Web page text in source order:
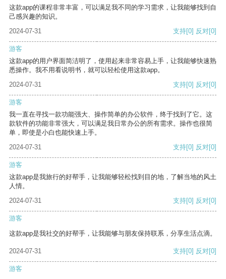
这款app的课程非常丰富，可以满足我不同的学习需求，让我能够找到自
己感兴趣的知识。
2024-07-31
支持[0] 反对[0]
游客
这款app的用户界面简洁明了，使用起来非常容易上手，让我能够快速熟
悉操作。我不用看说明书，就可以轻松使用这款app。
2024-07-31
支持[0] 反对[0]
游客
我一直在寻找一款功能强大、操作简单的办公软件，终于找到了它。这
款软件的功能非常强大，可以满足我日常办公的所有需求。操作也很简
单，即使是小白也能快速上手。
2024-07-31
支持[0] 反对[0]
游客
这款app是我旅行的好帮手，让我能够轻松找到目的地，了解当地的风土
人情。
2024-07-31
支持[0] 反对[0]
游客
这款app是我社交的好帮手，让我能够与朋友保持联系，分享生活点滴。
2024-07-31 支持[0] 反对[0]
游客